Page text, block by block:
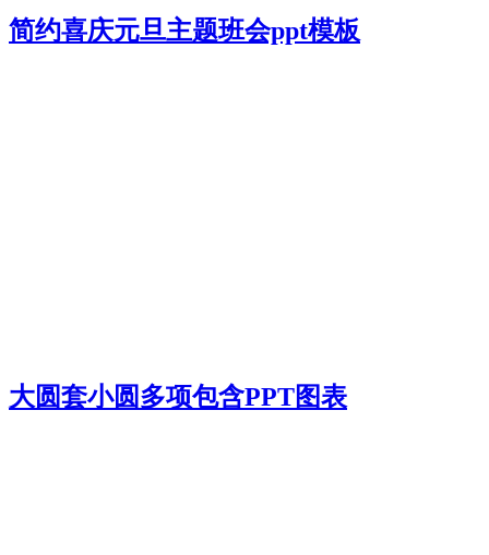
简约喜庆元旦主题班会ppt模板
大圆套小圆多项包含PPT图表